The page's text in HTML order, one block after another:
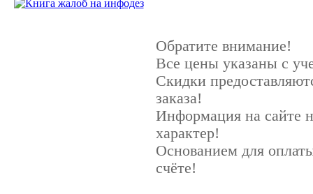
Обратите внимание!
Все цены указаны с
Скидки
заказа!
Информация на сайте
характер!
Основанием для
счёте!